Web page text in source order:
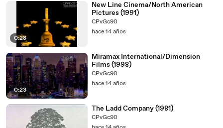
0:28
New Line Cinema/North American
Pictures (1991)
CPvGc90
hace 14 años
0:23
Miramax International/Dimension
Films (1998)
CPvGc90
hace 14 años
The Ladd Company (1981)
CPvGc90